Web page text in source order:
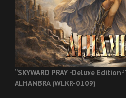
“SKYWARD PRAY -Deluxe Edition-”
ALHAMBRA (WLKR-0109)